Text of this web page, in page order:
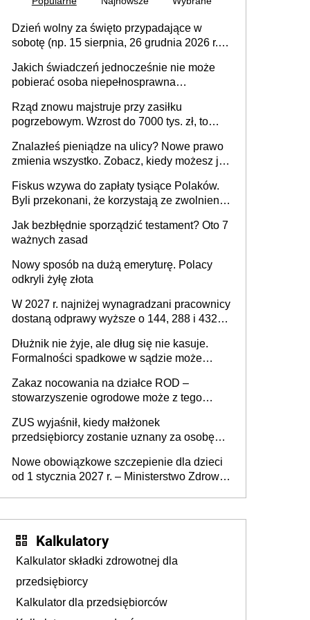
Dzień wolny za święto przypadające w
sobotę (np. 15 sierpnia, 26 grudnia 2026 r.) –
pracodawcy (sektor prywatny i administracja
publiczna), najczęstsze pytania
Jakich świadczeń jednocześnie nie może
pobierać osoba niepełnosprawna
Rząd znowu majstruje przy zasiłku
pogrzebowym. Wzrost do 7000 tys. zł, to
Znalazłeś pieniądze na ulicy? Nowe prawo
zmienia wszystko. Zobacz, kiedy możesz je
Fiskus wzywa do zapłaty tysiące Polaków.
Byli przekonani, że korzystają ze zwolnienia
Jak bezbłędnie sporządzić testament? Oto 7
ważnych zasad
Nowy sposób na dużą emeryturę. Polacy
odkryli żyłę złota
W 2027 r. najniżej wynagradzani pracownicy
dostaną odprawy wyższe o 144, 288 i 432
Dłużnik nie żyje, ale dług się nie kasuje.
Formalności spadkowe w sądzie może
zmarłego
Zakaz nocowania na działce ROD –
stowarzyszenie ogrodowe może z tego
działki (wypowiedzieć dzierżawę)?
ZUS wyjaśnił, kiedy małżonek
przedsiębiorcy zostanie uznany za osobę
Nowe obowiązkowe szczepienie dla dzieci
od 1 stycznia 2027 r. – Ministerstwo Zdrowia
Kalkulatory
Kalkulator składki zdrowotnej dla
przedsiębiorcy
Kalkulator dla przedsiębiorców